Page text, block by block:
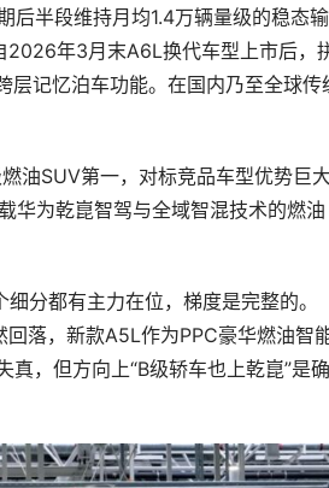
半段维持月均1.4万辆量级的稳态输
2026年3月末A6L换代车型上市后，
层记忆泊车功能。在国内乃至全球传
油SUV第一，对标竞品车型优势巨
华为乾崑智驾与全域智混技术的燃油
分都有主力在位，梯度是完整的。
落，新款A5L作为PPC豪华燃油智
，但方向上“B级轿车也上乾崑”是